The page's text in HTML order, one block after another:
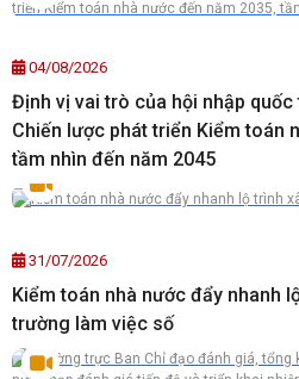
04/08/2026
Định vị vai trò của hội nhập
Chiến lược phát triển Kiểm toán
tầm nhìn đến năm 2045
31/07/2026
Kiểm toán nhà nước đẩy nhanh
trường làm việc số